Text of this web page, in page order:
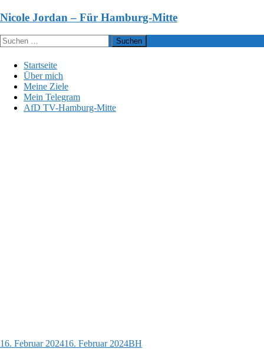
Zum
springen
Nicole Jordan – Für Hamburg-Mitte
Suchen
nach:
Startseite
Über mich
Meine Ziele
Mein Telegram
AfD TV-Hamburg-Mitte
16. Februar 202416. Februar 2024BH